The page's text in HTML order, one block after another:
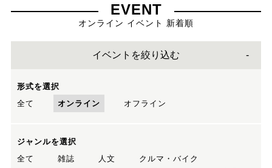
EVENT
オンライン イベント 新着順
イベントを絞り込む
形式を選択
全て
オンライン オフライン
ジャンルを選択
全て
雑誌 人文
クルマ・バイク